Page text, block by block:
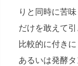
りと同時に苦
だけを敢えて
比較的に付き
あるいは発酵